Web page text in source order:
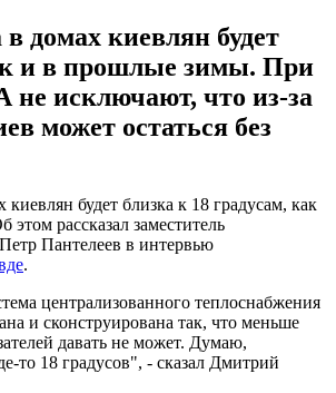
домах киевлян будет
и в прошлые зимы. При
исключают, что из-за
может остаться без
киевлян будет близка к 18 градусам, как
рассказал заместитель
Пантелеев в интервью
.
централизованного теплоснабжения
и сконструирована так, что меньше
давать не может. Думаю,
то 18 градусов", - сказал Дмитрий